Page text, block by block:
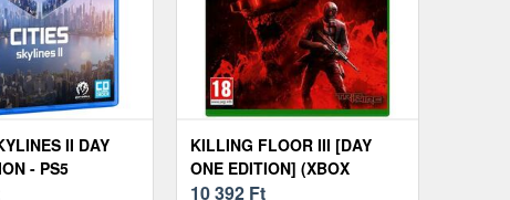
II DAY
- PS5
KILLING FLOOR III [DAY
ONE EDITION] (XBOX
SERIES X/S)
10 392 Ft